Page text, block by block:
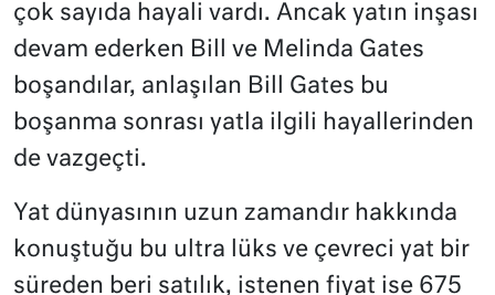
çok sayıda hayali vardı. Ancak yatın inşası
devam ederken Bill ve Melinda Gates
boşandılar, anlaşılan Bill Gates bu
boşanma sonrası yatla ilgili hayallerinden
de vazgeçti.
Yat dünyasının uzun zamandır hakkında
konuştuğu bu ultra lüks ve çevreci yat bir
süreden beri satılık, istenen fiyat ise 675